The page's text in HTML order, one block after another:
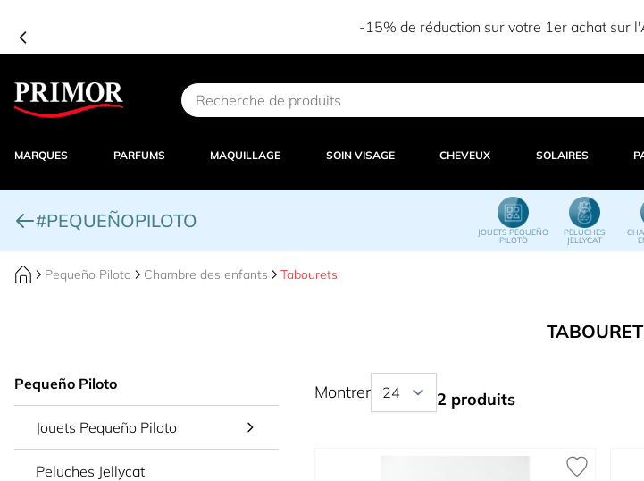
-15% de réduction sur votre 1er achat sur
Aller au contenu
MARQUES PARFUMS MAQUILLAGE SOIN VISAGE CHEVEUX SOLAIRES
#PEQUEÑOPILOTO
JOUETS PEQUEÑO
PILOTO
PELUCHES
JELLYCAT
Pequeño Piloto Chambre des enfants Tabourets
Pequeño Piloto
Jouets Pequeño Piloto
Peluches Jellycat
Montrer 2 produits